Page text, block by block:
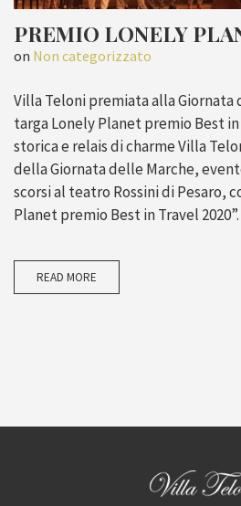
PREMIO LONELY
on Non categorizzato
Villa Teloni premiata alla Giornata
targa Lonely Planet premio Best
storica e relais di charme Villa
della Giornata delle Marche,
scorsi al teatro Rossini di Pesaro,
Planet premio Best in Travel
READ MORE